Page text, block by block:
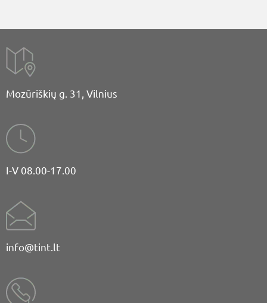
Mozūriškių g. 31, Vilnius
I-V 08.00-17.00
info@tint.lt